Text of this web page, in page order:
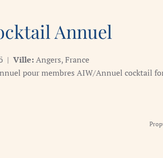
Annuel
| Ville:Angers, France
pour membres AIW/Annuel cocktail